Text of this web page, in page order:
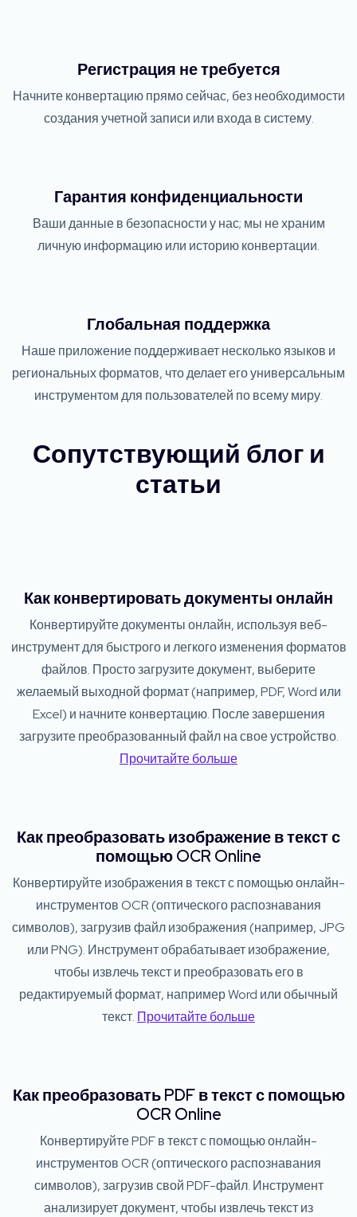
Регистрация не требуется
Начните конвертацию прямо сейчас, без необходимости
создания учетной записи или входа в систему.
Гарантия конфиденциальности
Ваши данные в безопасности у нас; мы не храним
личную информацию или историю конвертации.
Глобальная поддержка
Наше приложение поддерживает несколько языков и
региональных форматов, что делает его универсальным
инструментом для пользователей по всему миру.
Сопутствующий блог и
статьи
Как конвертировать документы онлайн
Конвертируйте документы онлайн, используя веб-
инструмент для быстрого и легкого изменения форматов
файлов. Просто загрузите документ, выберите
желаемый выходной формат (например, PDF, Word или
Excel) и начните конвертацию. После завершения
загрузите преобразованный файл на свое устройство.
Прочитайте больше
Как преобразовать изображение в текст с
помощью OCR Online
Конвертируйте изображения в текст с помощью онлайн-
инструментов OCR (оптического распознавания
символов), загрузив файл изображения (например, JPG
или PNG). Инструмент обрабатывает изображение,
чтобы извлечь текст и преобразовать его в
редактируемый формат, например Word или обычный
текст. Прочитайте больше
Как преобразовать PDF в текст с помощью
OCR Online
Конвертируйте PDF в текст с помощью онлайн-
инструментов OCR (оптического распознавания
символов), загрузив свой PDF-файл. Инструмент
анализирует документ, чтобы извлечь текст из